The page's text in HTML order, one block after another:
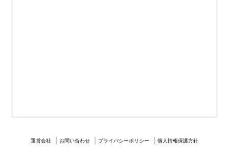
運営会社 お問い合わせ プライバシーポリシー 個人情報保護方針